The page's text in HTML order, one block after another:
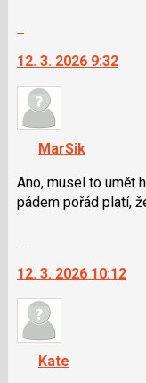
pro
předchozí
nový
názor
další
nový
názor.
navigaci
lze
použít
i
následující
a
P
pro
předchozí
12. 3. 2026 9:32
MarSik
Ano, musel to umět
pádem pořád platí,
další
nový
názor.
navigaci
lze
12. 3. 2026 10:12
Kate